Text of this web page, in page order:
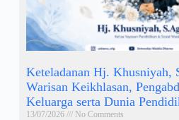
Keteladanan Hj. Khusniyah,
Warisan Keikhlasan,
Keluarga serta Dunia
13/07/2026 No Comments